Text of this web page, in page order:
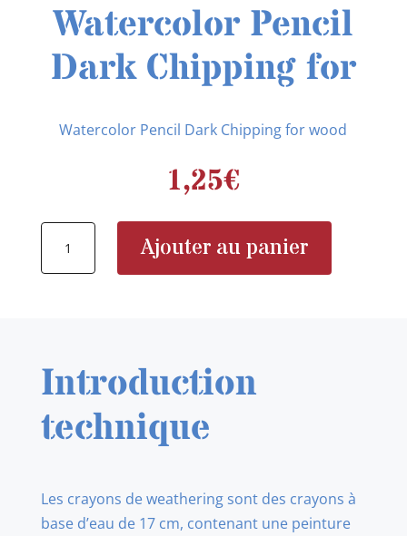
Watercolor Pencil
Dark Chipping for
Watercolor Pencil Dark Chipping for wood
1,25€
Chipping
Ajouter au panier
Introduction
technique
Les crayons de weathering sont des crayons à
base d’eau de 17 cm, contenant une peinture